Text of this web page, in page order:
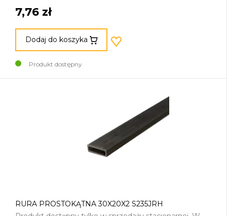
7,76 zł
Dodaj do koszyka
Produkt dostępny
RURA PROSTOKĄTNA 30X20X2 S235JRH